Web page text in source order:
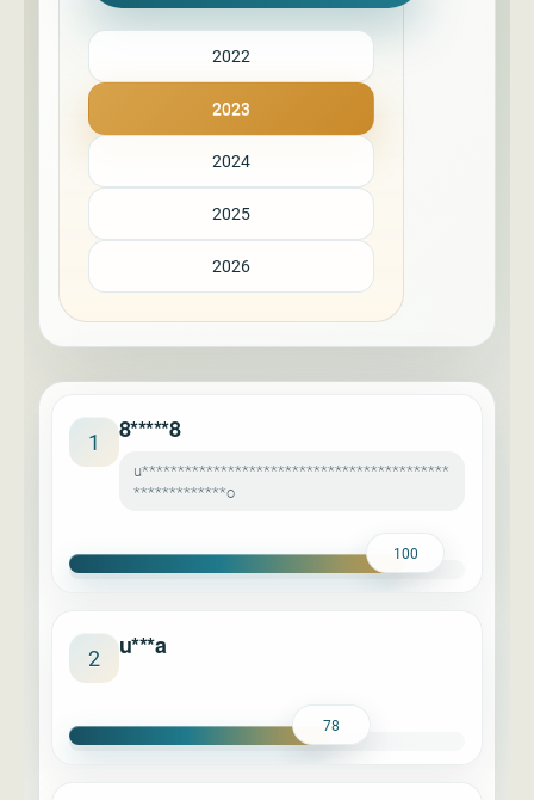
2022
2023
2024
2025
2026
1 8*****8
u*******************************************
*************o
100
2 u***a
78